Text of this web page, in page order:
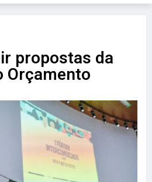
propostas da
Orçamento